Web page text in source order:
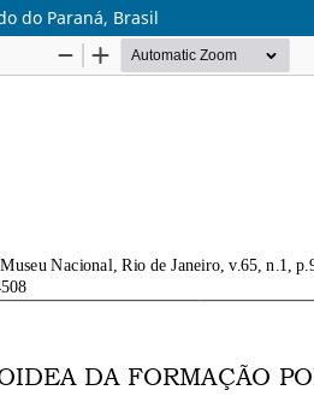
do Paraná, Brasil